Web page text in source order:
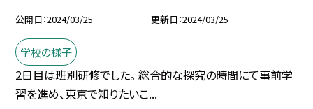
公開日 2024/03/25 更新日 2024/03/25
学校の様子
2日目は班別研修でした。 総合的な探究の時間にて事前学
習を進め、東京で知りたいこ...